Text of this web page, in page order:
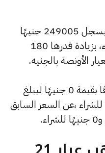
وارتفع سعر الأونصة بالجنيه ليسجل 249005 جنيهًا
للبيع و247230 جنيهًا للشراء، بزيادة قدرها 180
الأونصة بالجنيه.
وشهد سعر دولار الصاغة تراجعًا بقيمة 0 جنيهًا ليبلغ
للبيع و0 جنيهًا للشراء ،عن السعر السابق